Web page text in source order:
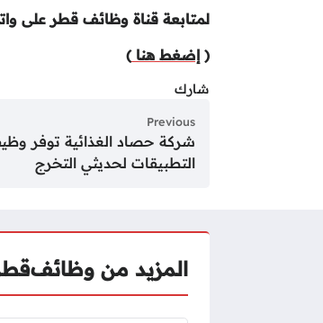
لمتابعة قناة وظائف قطر
( إضغط هنا)
شارك
Previous
شركة حصاد الغذائية توفر
التطبيقات لحديثي التخرج
المزيد من وظائف